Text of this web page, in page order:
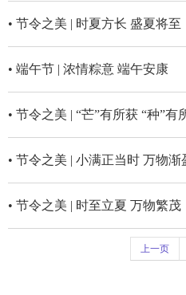
• 节令之美 | 时夏方长 盛夏将至
• 端午节 | 浓情粽意 端午安康
• 节令之美 | “芒”有所获 “种”有
• 节令之美 | 小满正当时 万物渐
• 节令之美 | 时至立夏 万物繁茂
上一页